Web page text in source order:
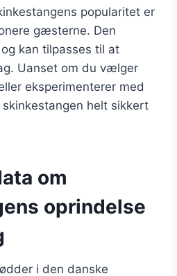
popularitet er
gæsterne. Den
kan tilpasses til at
Uanset om du vælger
eksperimenterer med
helt sikkert
om
oprindelse
i den danske